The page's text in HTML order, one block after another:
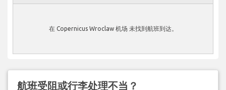
在 Copernicus Wroclaw 机场 未找到航班到达。
航班受阻或行李处理不当？